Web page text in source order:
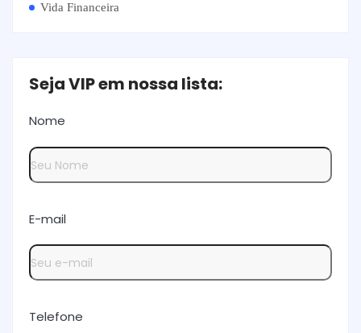
Vida Financeira
Seja VIP em nossa lista:
Nome
E-mail
Telefone